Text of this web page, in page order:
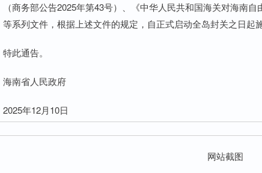
（商务部公告2025年第43号）、《中华人民共和国海关对海南
等系列文件，根据上述文件的规定，自正式启动全岛封关之日起施
通告。
省人民政府
年12月10日
网站截图